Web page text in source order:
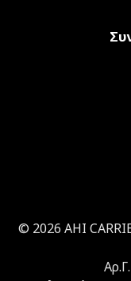
© 2026 ΑΗΙ